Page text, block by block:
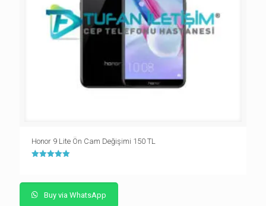
Honor 9 Lite Ön Cam Değişimi 150 TL
Buy via WhatsApp